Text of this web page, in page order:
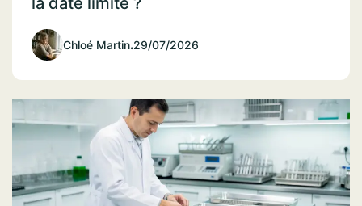
Chloé Martin.29/07/2026